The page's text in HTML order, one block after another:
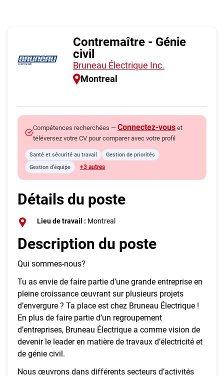
Contremaître - Génie
civil
Bruneau Électrique Inc.
Montreal
Compétences recherchées — Connectez-vous et
téléversez votre CV pour comparer avec votre profil
Santé et sécurité au travail
Gestion de priorités
Gestion d'équipe
+3 autres
Détails du poste
Lieu de travail : Montreal
Description du poste
Qui sommes-nous?
Tu as envie de faire partie d’une grande entreprise en
pleine croissance œuvrant sur plusieurs projets
d’envergure ? Ta place est chez Bruneau Électrique !
En plus de faire partie d’un regroupement
d’entreprises, Bruneau Électrique a comme vision de
devenir le leader en matière de travaux d’électricité et
de génie civil.
Nous œuvrons dans différents secteurs d’activités